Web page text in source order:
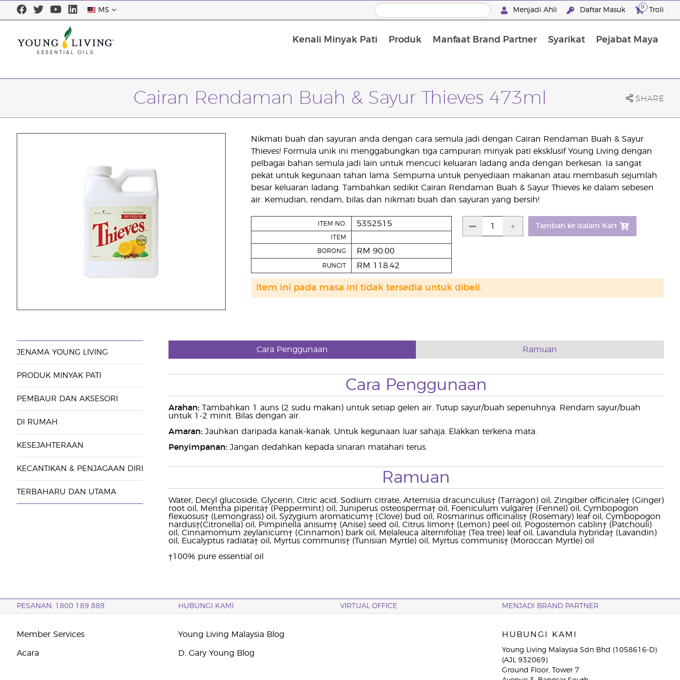
MS Menjadi Ahli Daftar Masuk 0 Troli
Kenali Minyak Pati Produk Manfaat Brand Partner Syarikat Pejabat Maya
Cairan Rendaman Buah & Sayur Thieves 473ml SHARE
Nikmati buah dan sayuran anda dengan cara semula jadi dengan Cairan Rendaman Buah & Sayur
Thieves! Formula unik ini menggabungkan tiga campuran minyak pati eksklusif Young Living dengan
pelbagai bahan semula jadi lain untuk mencuci keluaran ladang anda dengan berkesan. Ia sangat
pekat untuk kegunaan tahan lama. Sempurna untuk penyediaan makanan atau membasuh sejumlah
besar keluaran ladang. Tambahkan sedikit Cairan Rendaman Buah & Sayur Thieves ke dalam sebesen
air. Kemudian, rendam, bilas dan nikmati buah dan sayuran yang bersih!
ITEM NO. 5352515
ITEM
BORONG RM 90.00
RUNCIT RM 118.42
Tambah ke dalam Kart
Item ini pada masa ini tidak tersedia untuk dibeli.
JENAMA YOUNG LIVING
PRODUK MINYAK PATI
PEMBAUR DAN AKSESORI
DI RUMAH
KESEJAHTERAAN
KECANTIKAN & PENJAGAAN DIRI
TERBAHARU DAN UTAMA
Cara Penggunaan Ramuan
Cara Penggunaan
Arahan:Tambahkan 1 auns (2 sudu makan) untuk setiap gelen air. Tutup sayur/buah sepenuhnya. Rendam sayur/buah
untuk 1-2 minit. Bilas dengan air.
Amaran:Jauhkan daripada kanak-kanak. Untuk kegunaan luar sahaja. Elakkan terkena mata.
Penyimpanan:Jangan dedahkan kepada sinaran matahari terus.
Ramuan
Water, Decyl glucoside, Glycerin, Citric acid, Sodium citrate, Artemisia dracunculus† (Tarragon) oil, Zingiber officinale† (Ginger)
root oil, Mentha piperita† (Peppermint) oil, Juniperus osteosperma† oil, Foeniculum vulgare† (Fennel) oil, Cymbopogon
flexuosus† (Lemongrass) oil, Syzygium aromaticum† (Clove) bud oil, Rosmarinus officinalis† (Rosemary) leaf oil, Cymbopogon
nardus†(Citronella) oil, Pimpinella anisum† (Anise) seed oil, Citrus limon† (Lemon) peel oil, Pogostemon cablin† (Patchouli)
oil, Cinnamomum zeylanicum† (Cinnamon) bark oil, Melaleuca alternifolia† (Tea tree) leaf oil, Lavandula hybrida† (Lavandin)
oil, Eucalyptus radiata† oil, Myrtus communis† (Tunisian Myrtle) oil, Myrtus communis† (Moroccan Myrtle) oil
†100% pure essential oil
PESANAN: 1800 189 889 HUBUNGI KAMI VIRTUAL OFFICE MENJADI BRAND PARTNER
Member Services
Acara
Young Living Malaysia Blog
D. Gary Young Blog
HUBUNGI KAMI
Young Living Malaysia Sdn Bhd (1058616-D)
(AJL 932069)
Ground Floor, Tower 7